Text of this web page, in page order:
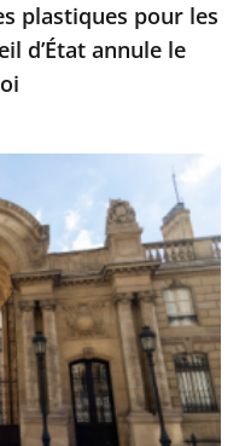
plastiques pour les
d’État annule le